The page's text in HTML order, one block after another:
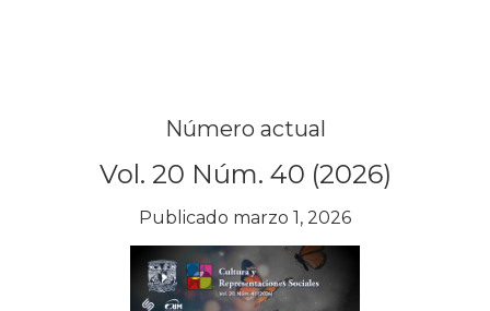
Número actual
Vol. 20 Núm. 40 (2026)
Publicado marzo 1, 2026